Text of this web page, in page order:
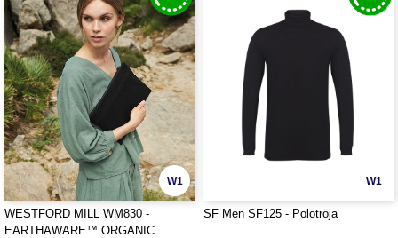
W1
WESTFORD MILL WM830 -
EARTHAWARE™ ORGANIC
W1
SF Men SF125 - Polotröja